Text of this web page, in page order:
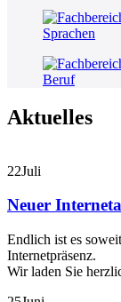
Sprachen
Beruf
Aktuelles
22Juli
Neuer
Endlich ist es
Internetpräsenz.
Wir laden Sie